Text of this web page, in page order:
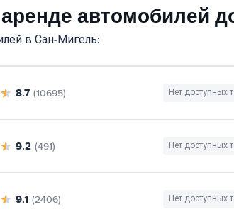
автомобилей
в Сан-Мигель:
8.7 (10695) Нет доступных
9.2 (491) Нет доступных
9.1 (2406) Нет доступных